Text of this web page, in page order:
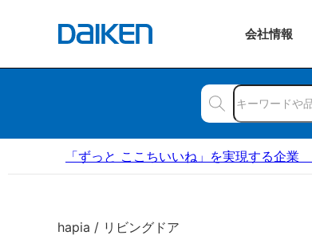
会社情報
「ずっと ここちいいね」を実現する企業
hapia / リビングドア